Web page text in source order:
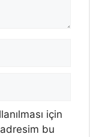
için
bu